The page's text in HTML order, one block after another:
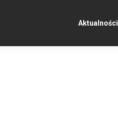
Aktualności